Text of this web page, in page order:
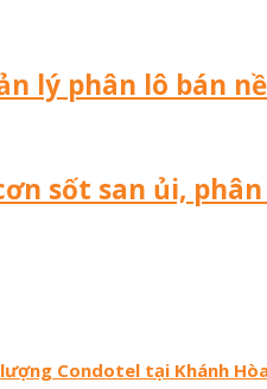
lý phân lô bán
sốt san ủi,
Condotel tại Khánh